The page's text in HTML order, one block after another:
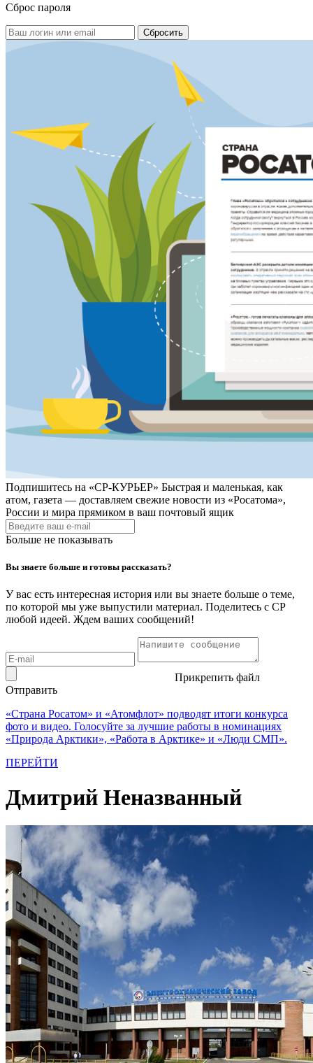
Сброс пароля
Подпишитесь на «СР-КУРЬЕР» Быстрая и маленькая, как
атом, газета — доставляем свежие новости из «Росатома»,
России и мира прямиком в ваш почтовый ящик
Больше не показывать
Вы знаете больше и готовы рассказать?
У вас есть интересная история или вы знаете больше о теме,
по которой мы уже выпустили материал. Поделитесь с СР
любой идеей. Ждем ваших сообщений!
Прикрепить файл
Отправить
«Страна Росатом» и «Атомфлот» подводят итоги конкурса
фото и видео. Голосуйте за лучшие работы в номинациях
«Природа Арктики», «Работа в Арктике» и «Люди СМП».
ПЕРЕЙТИ
Дмитрий Неназванный